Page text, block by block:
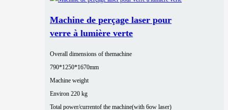
Machine de perçage laser pour
verre à lumière verte
Overall dimensions of themachine
790*1250*1670mm
Machine weight
Environ 220 kg
Total power/currentof the machine(with 6ow laser)